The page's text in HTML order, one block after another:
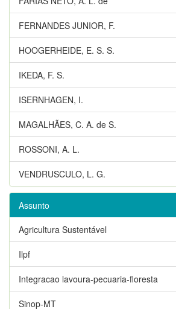
FERNANDES JUNIOR, F.
HOOGERHEIDE, E. S. S.
IKEDA, F. S.
ISERNHAGEN, I.
MAGALHÃES, C. A. de S.
ROSSONI, A. L.
VENDRUSCULO, L. G.
Assunto
Agricultura Sustentável
Ilpf
Integracao lavoura-pecuaria-floresta
Sinop-MT